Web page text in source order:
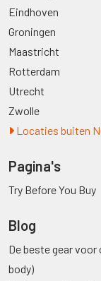
Eindhoven
Groningen
Maastricht
Rotterdam
Utrecht
Zwolle
Locaties buiten
Pagina's
Try Before You Buy
Blog
De beste gear
body)